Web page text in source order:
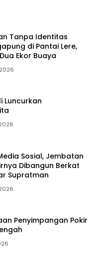
Tanpa Identitas
di Pantai Lere,
Ekor Buaya
Luncurkan
Sosial, Jembatan
Dibangun Berkat
Supratman
Penyimpangan Pokir